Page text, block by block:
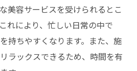
美容サービスを受けられるとこ
れにより、忙しい日常の中で
持ちやすくなります。また、施
ラックスできるため、時間を有